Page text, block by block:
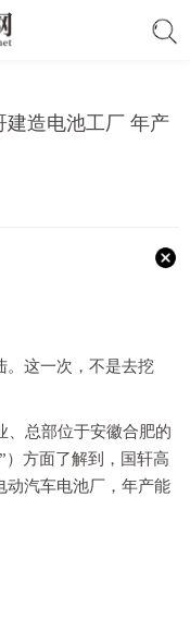
建造电池工厂 年产
。这一次，不是去挖
、总部位于安徽合肥的
）方面了解到，国轩高
动汽车电池厂，年产能